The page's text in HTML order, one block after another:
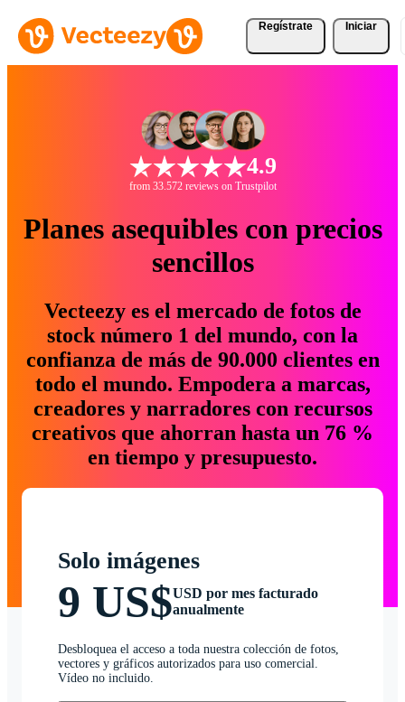
Regístrate Iniciar
4.9
from 33.572 reviews on Trustpilot
Planes asequibles con precios
sencillos
Vecteezy es el mercado de fotos de
stock número 1 del mundo, con la
confianza de más de 90.000 clientes en
todo el mundo. Empodera a marcas,
creadores y narradores con recursos
creativos que ahorran hasta un 76 %
en tiempo y presupuesto.
Solo imágenes
9 US$USD por mes facturado
anualmente
Desbloquea el acceso a toda nuestra colección de fotos,
vectores y gráficos autorizados para uso comercial.
Vídeo no incluido.